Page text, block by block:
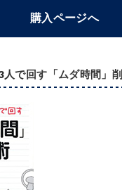
購入ページへ
人で回す「ムダ時間」